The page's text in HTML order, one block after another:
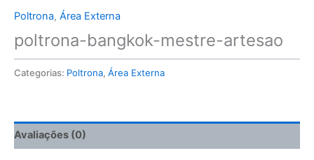
Poltrona, Área Externa
poltrona-bangkok-mestre-artesao
Categorias: Poltrona, Área Externa
Avaliações (0)